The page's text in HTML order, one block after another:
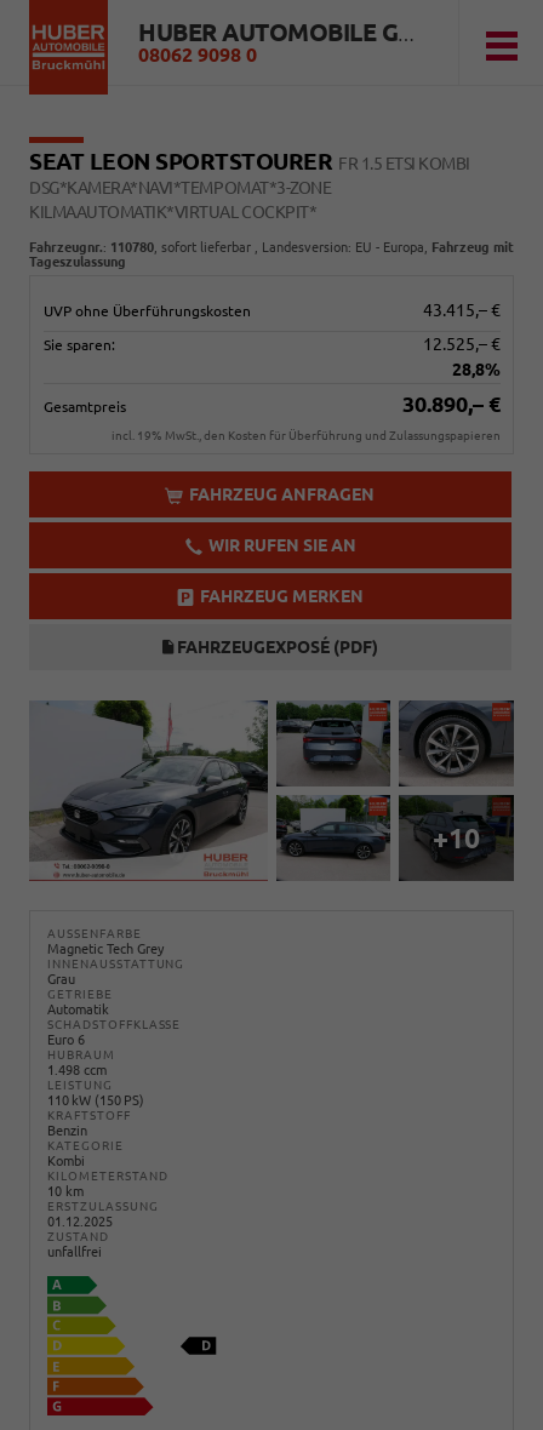
HUBER AUTOMOBILE GMBH
08062 9098 0
SEAT LEON SPORTSTOURER FR 1.5 ETSI KOMBI
DSG*KAMERA*NAVI*TEMPOMAT*3-ZONE
KILMAAUTOMATIK*VIRTUAL COCKPIT*
Fahrzeugnr.: 110780 sofort lieferbar , Landesversion: EU - Europa, Fahrzeug mit
Tageszulassung
UVP ohne Überführungskosten 43.415,– €
Sie sparen:
12.525,– €
28,8%
Gesamtpreis 30.890,– €
incl. 19% MwSt., den Kosten für Überführung und Zulassungspapieren
FAHRZEUG ANFRAGEN
WIR RUFEN SIE AN
FAHRZEUG MERKEN
FAHRZEUGEXPOSÉ (PDF)
+10
AUSSENFARBE
Magnetic Tech Grey
INNENAUSSTATTUNG
Grau
GETRIEBE
Automatik
SCHADSTOFFKLASSE
Euro 6
HUBRAUM
1.498 ccm
LEISTUNG
110 kW (150 PS)
KRAFTSTOFF
Benzin
KATEGORIE
Kombi
KILOMETERSTAND
10 km
ERSTZULASSUNG
01.12.2025
ZUSTAND
unfallfrei